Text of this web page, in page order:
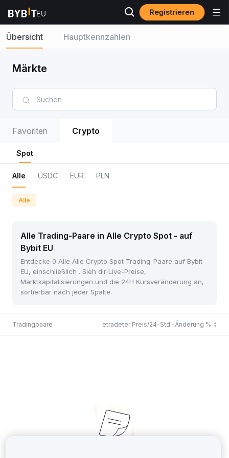
Registrieren
Übersicht Hauptkennzahlen
Märkte
Favoriten Crypto
Spot
Alle USDC EUR PLN
Alle
Alle Trading-Paare in Alle Crypto Spot - auf
Bybit EU
Entdecke 0 Alle Alle Crypto Spot Trading-Paare auf Bybit
EU, einschließlich . Sieh dir Live-Preise,
Marktkapitalisierungen und die 24H Kursveränderung an,
sortierbar nach jeder Spalte.
Tradingpaare Zuletzt getradeter Preis/24-Std.-Änderung %